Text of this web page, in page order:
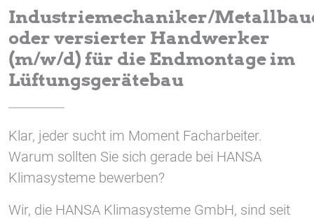
Industriemechaniker/
oder versierter Handwerker
(m/w/d) für die Endmontage im
Lüftungsgerätebau
Klar, jeder sucht im Moment Facharbeiter.
Warum sollten Sie sich gerade bei HANSA
Klimasysteme bewerben?
Wir, die HANSA Klimasysteme GmbH, sind seit
1 Jahr
STATISTIK
unsere Besucher unsere Website nutzen.
Google Tag Manager und Google
Analytics